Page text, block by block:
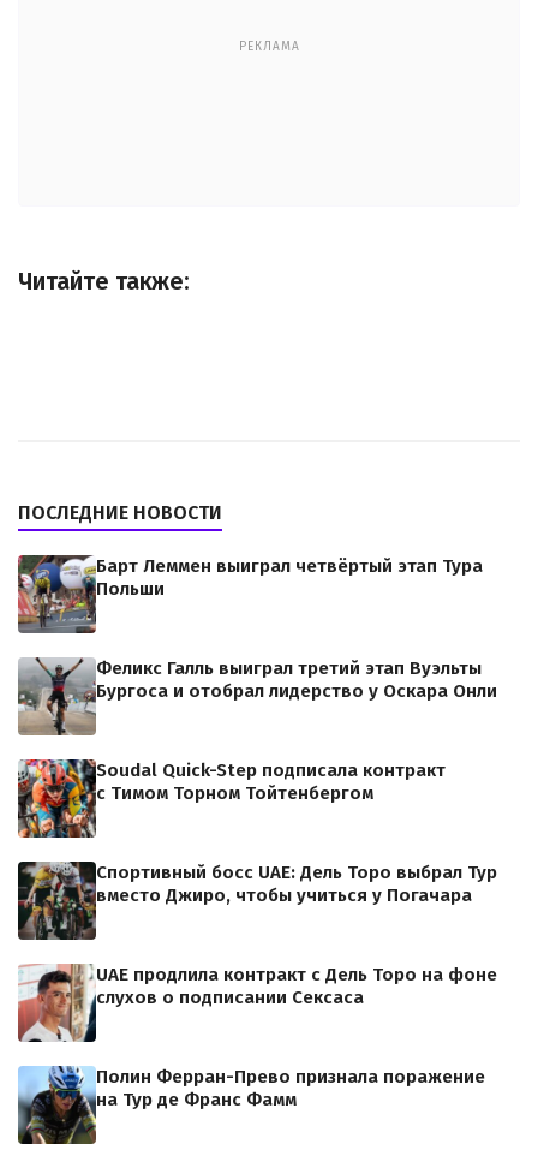
РЕКЛАМА
Читайте также:
ПОСЛЕДНИЕ НОВОСТИ
Барт Леммен выиграл четвёртый этап Тура
Польши
Феликс Галль выиграл третий этап Вуэльты
Бургоса и отобрал лидерство у Оскара Онли
Soudal Quick-Step подписала контракт
с Тимом Торном Тойтенбергом
Спортивный босс UAE: Дель Торо выбрал Тур
вместо Джиро, чтобы учиться у Погачара
UAE продлила контракт с Дель Торо на фоне
слухов о подписании Сексаса
Полин Ферран-Прево признала поражение
на Тур де Франс Фамм